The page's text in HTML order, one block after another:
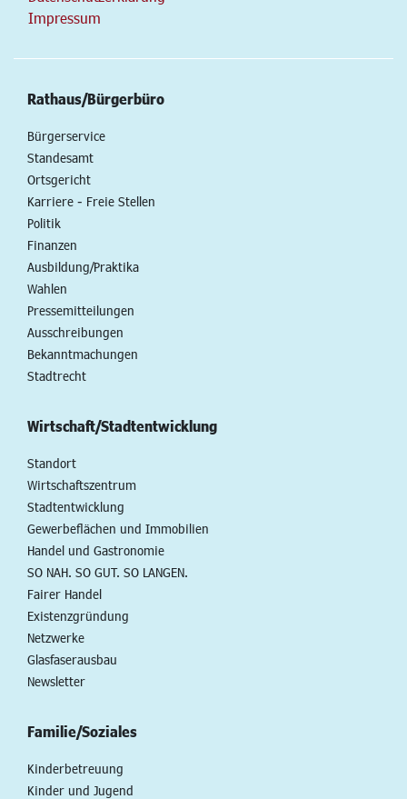
Impressum
Rathaus/Bürgerbüro
Bürgerservice
Standesamt
Ortsgericht
Karriere - Freie Stellen
Politik
Finanzen
Ausbildung/Praktika
Wahlen
Pressemitteilungen
Ausschreibungen
Bekanntmachungen
Stadtrecht
Wirtschaft/Stadtentwicklung
Standort
Wirtschaftszentrum
Stadtentwicklung
Gewerbeflächen und Immobilien
Handel und Gastronomie
SO NAH. SO GUT. SO LANGEN.
Fairer Handel
Existenzgründung
Netzwerke
Glasfaserausbau
Newsletter
Familie/Soziales
Kinderbetreuung
Kinder und Jugend